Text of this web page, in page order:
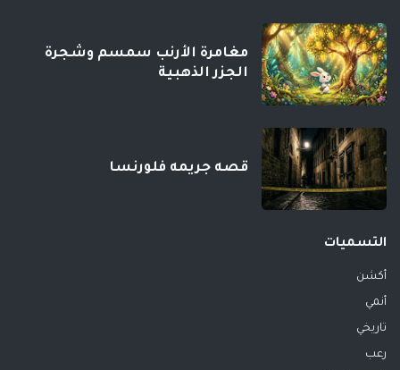
مغامرة الأرنب سمسم وشجرة
الجزر الذهبية
قصه جريمه فلورنسا
التسميات
أكشن
أنمي
تاريخي
رعب